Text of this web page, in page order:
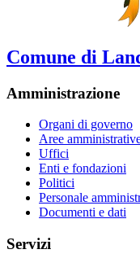
Comune di
Amministrazione
Organi di governo
Aree
Uffici
Enti e fondazioni
Politici
Personale
Documenti e dati
Servizi